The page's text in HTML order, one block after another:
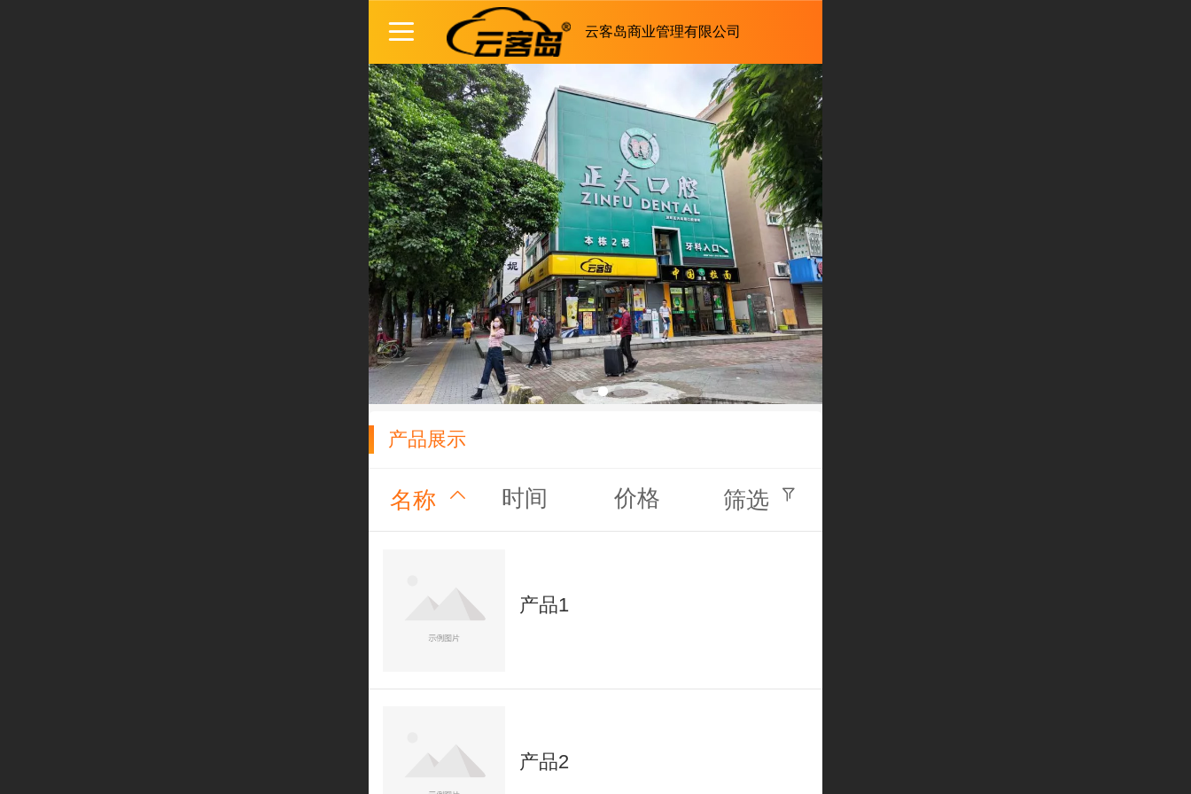
云客岛商业管理有限公司
产品展示
名称 时间 价格 筛选
产品1
产品2